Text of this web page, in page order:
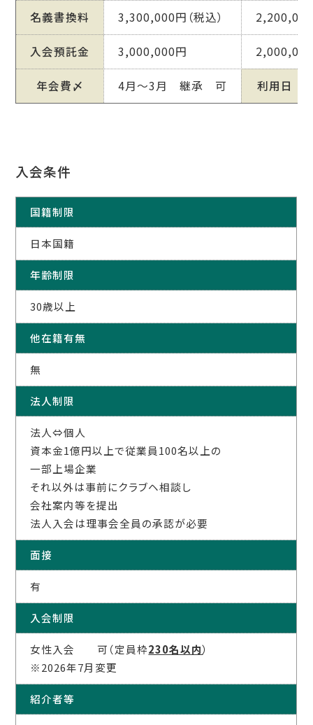
名義書換料 3,300,000円（税込） 2,200,000
入会預託金 3,000,000円
年会費〆 4月～3月 継承 可 利用日
入会条件
国籍制限
日本国籍
年齢制限
30歳以上
他在籍有無
無
法人制限
法人⇔個人
資本金1億円以上で従業員100名以上の
一部上場企業
それ以外は事前にクラブヘ相談し
会社案内等を提出
法人入会は理事会全員の承認が必要
面接
有
入会制限
女性入会 可（定員枠230名以内）
※2026年7月変更
紹介者等